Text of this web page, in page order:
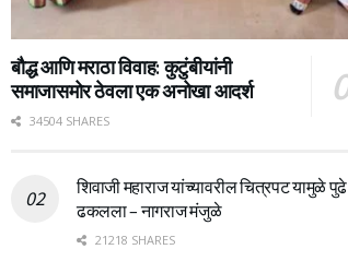
बौद्ध आणि मराठा विवाह: कुटुंबीयांनी
समाजासमोर ठेवला एक अनोखा आदर्श
34504 SHARES
शिवाजी महाराज यांच्यावरील चित्रपट यामुळे पुढे
ढकलला – नागराज मंजुळे
21218 SHARES